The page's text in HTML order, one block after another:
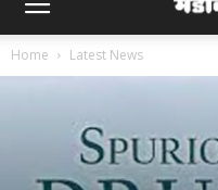
Home Latest News